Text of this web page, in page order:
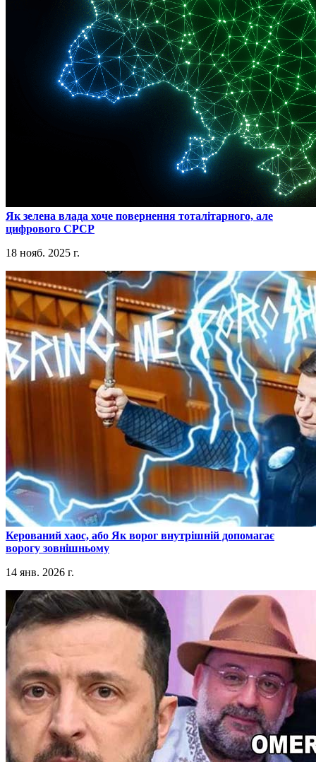
​Як зелена влада хоче повернення тоталітарного, але
цифрового СРСР
18 нояб. 2025 г.
​Керований хаос, або Як ворог внутрішній допомагає
ворогу зовнішньому
14 янв. 2026 г.